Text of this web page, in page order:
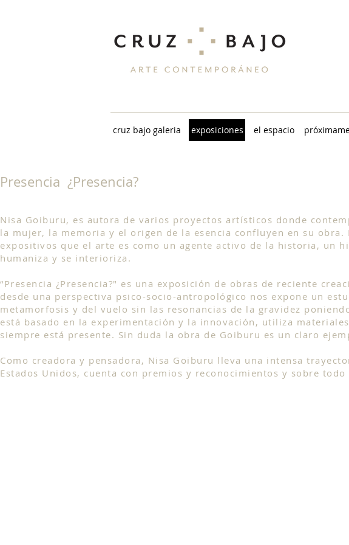
cruz bajo galeria exposiciones el espacio
Presencia ¿Presencia?
Nisa Goiburu, es autora de varios proyectos artísticos donde
la mujer, la memoria y el origen de la esencia confluyen en su
expositivos que el arte es como un agente activo de la historia, un
humaniza y se interioriza.
“Presencia ¿Presencia?" es una exposición de obras de reciente
desde una perspectiva psico-socio-antropológico nos expone un
metamorfosis y del vuelo sin las resonancias de la gravidez
está basado en la experimentación y la innovación, utiliza
siempre está presente. Sin duda la obra de Goiburu es un claro
Como creadora y pensadora, Nisa Goiburu lleva una intensa
Estados Unidos, cuenta con premios y reconocimientos y sobre
Judith